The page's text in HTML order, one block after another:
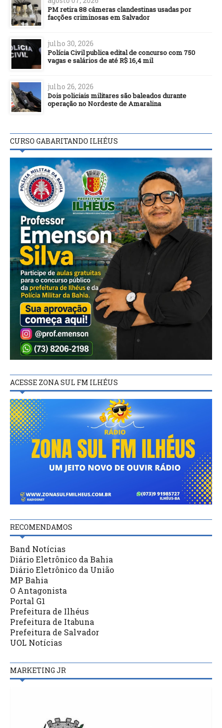
PM retira 88 câmeras clandestinas usadas por
facções criminosas em Salvador
julho 30, 2026
Polícia Civil publica edital de concurso com 750
vagas e salários de até R$ 16,4 mil
julho 26, 2026
Dois policiais militares são baleados durante
operação no Nordeste de Amaralina
CURSO GABARITANDO ILHÉUS
ACESSE ZONA SUL FM ILHÉUS
RECOMENDAMOS
Band Notícias
Diário Eletrônico da Bahia
Diário Eletrônico da União
MP Bahia
O Antagonista
Portal G1
Prefeitura de Ilhéus
Prefeitura de Itabuna
Prefeitura de Salvador
UOL Notícias
MARKETING JR